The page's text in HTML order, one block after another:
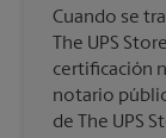
Cuando se
The UPS
certificación
notario
de The UPS